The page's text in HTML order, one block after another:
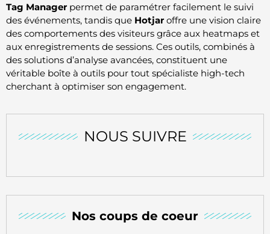
NOUS SUIVRE
Nos coups de coeur
Tag Manager permet de paramétrer facilement le suivi
des événements, tandis que Hotjar offre une vision claire
des comportements des visiteurs grâce aux heatmaps et
aux enregistrements de sessions. Ces outils, combinés à
des solutions d’analyse avancées, constituent une
véritable boîte à outils pour tout spécialiste high-tech
cherchant à optimiser son engagement.